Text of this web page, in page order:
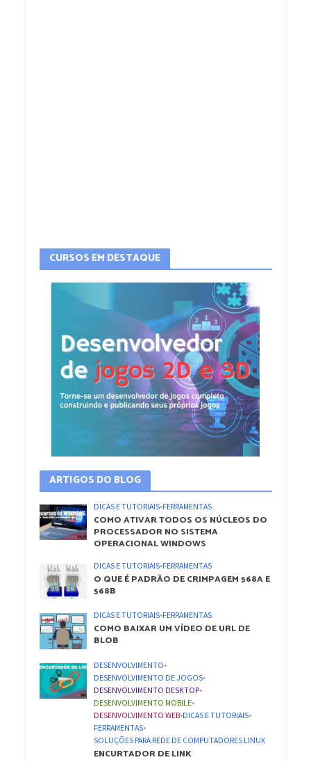
CURSOS EM DESTAQUE
ARTIGOS DO BLOG
DICAS E TUTORIAIS•FERRAMENTAS
COMO ATIVAR TODOS OS NÚCLEOS DO
PROCESSADOR NO SISTEMA
OPERACIONAL WINDOWS
DICAS E TUTORIAIS•FERRAMENTAS
O QUE É PADRÃO DE CRIMPAGEM 568A E
568B
DICAS E TUTORIAIS•FERRAMENTAS
COMO BAIXAR UM VÍDEO DE URL DE
BLOB
DESENVOLVIMENTO•
DESENVOLVIMENTO DE JOGOS•
DESENVOLVIMENTO DESKTOP•
DESENVOLVIMENTO MOBILE•
DESENVOLVIMENTO WEB•DICAS E TUTORIAIS•
FERRAMENTAS•
SOLUÇÕES PARA REDE DE COMPUTADORES LINUX
ENCURTADOR DE LINK